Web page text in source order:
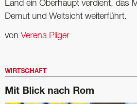
Land ein Oberhaupt verdient, das
Demut und Weitsicht weiterführt.
von Verena Pliger
WIRTSCHAFT
Mit Blick nach Rom